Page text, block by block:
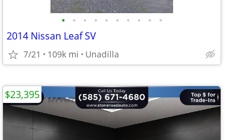
• • • • • • • • • •
2014 Nissan Leaf SV
7/21 109k mi Unadilla
$23,395